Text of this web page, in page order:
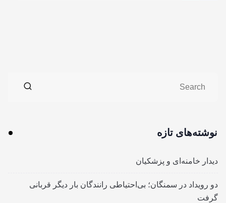
نوشته‌های تازه
دیدار خامنه‌ای و پزشکیان
دو رویداد در سمنگان؛ بی‌احتیاطی رانندگان بار دیگر قربانی
گرفت